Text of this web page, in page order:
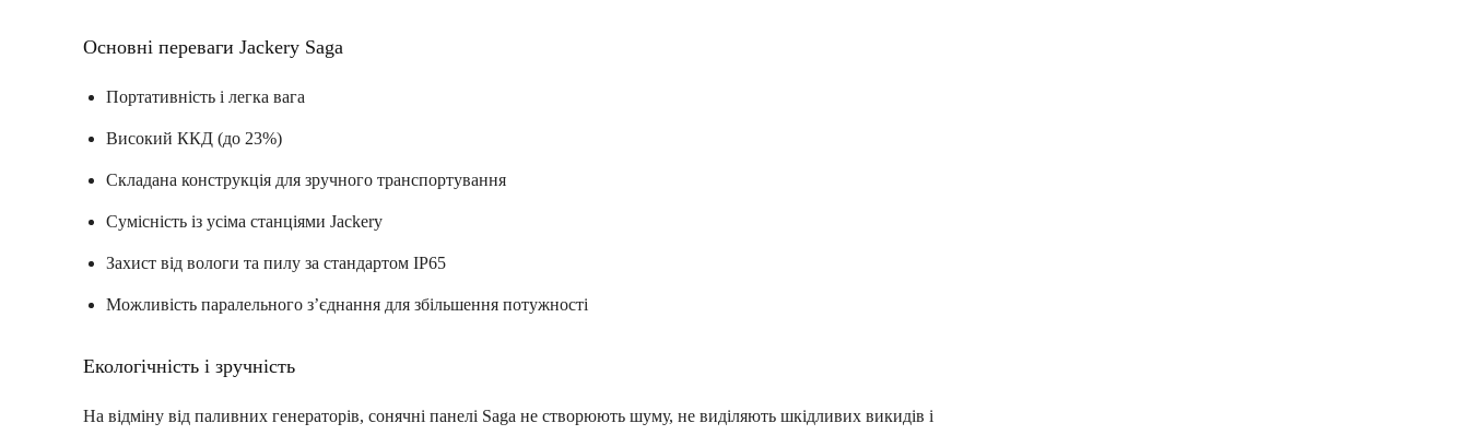
Основні переваги Jackery Saga
Портативність і легка вага
Високий ККД (до 23%)
Складана конструкція для зручного транспортування
Сумісність із усіма станціями Jackery
Захист від вологи та пилу за стандартом IP65
Можливість паралельного з’єднання для збільшення потужності
Екологічність і зручність
На відміну від паливних генераторів, сонячні панелі Saga не створюють шуму, не виділяють шкідливих викидів і